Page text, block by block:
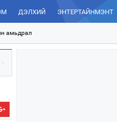
ДЭЛХИЙ ЭНТЕРТАЙНМЭНТ
амьдрал